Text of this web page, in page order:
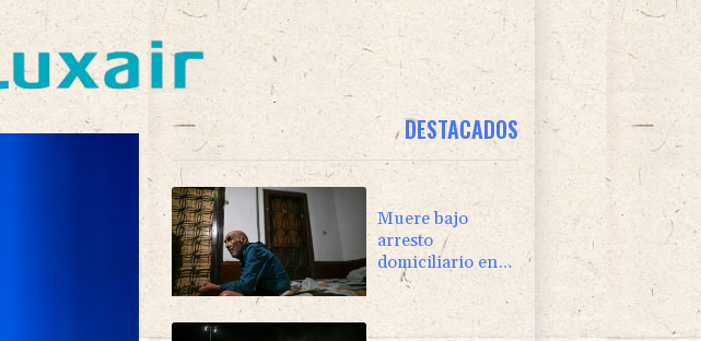
DESTACADOS
Muere bajo
arresto
domiciliario en
Venezuela un
preso político de
origen uruguayo